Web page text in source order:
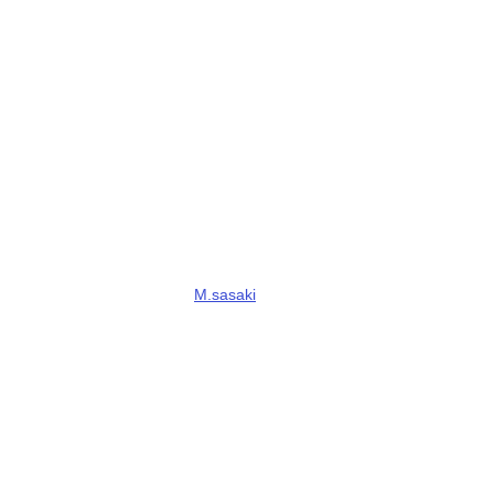
M.sasaki